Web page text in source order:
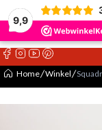
9,9
Home Winkel